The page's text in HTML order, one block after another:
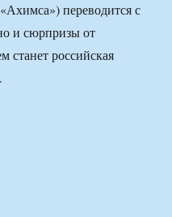
переводится с
и сюрпризы от
станет российская